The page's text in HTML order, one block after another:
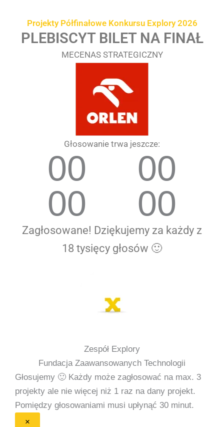
Projekty Półfinałowe Konkursu Explory 2026
PLEBISCYT BILET NA FINAŁ
MECENAS STRATEGICZNY
Głosowanie trwa jeszcze:
00
00
00
00
Zagłosowane! Dziękujemy za każdy z
18 tysięcy głosów 🙂
Zespół Explory
Fundacja Zaawansowanych Technologii
Głosujemy 🙂 Każdy może zagłosować na max. 3
projekty ale nie więcej niż 1 raz na dany projekt.
Pomiędzy głosowaniami musi upłynąć 30 minut.
×